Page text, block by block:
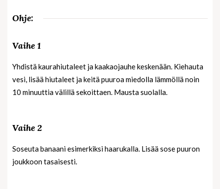
Ohje:
Vaihe 1
Yhdistä kaurahiutaleet ja kaakaojauhe keskenään. Kiehauta
vesi, lisää hiutaleet ja keitä puuroa miedolla lämmöllä noin
10 minuuttia välillä sekoittaen. Mausta suolalla.
Vaihe 2
Soseuta banaani esimerkiksi haarukalla. Lisää sose puuron
joukkoon tasaisesti.